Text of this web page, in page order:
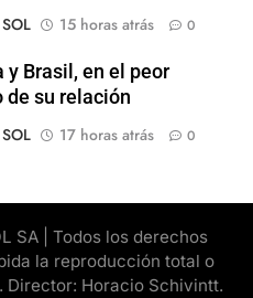
15 horas atrás 0
y Brasil, en el peor
de su relación
17 horas atrás 0
SA | Todos los derechos
la reproducción total o
Director: Horacio Schivintt.